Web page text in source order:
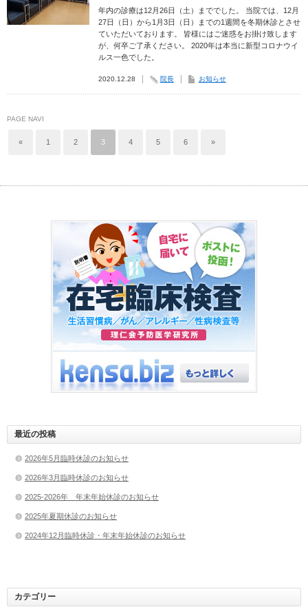
年内の診療は12月26日（土）まででした。 当院では、12月
27日（日）から1月3日（日）までの1週間を冬期休診とさせ
ていただいております。 皆様にはご迷惑をお掛け致します
が、何卒ご了承ください。 2020年は本当に新型コロナウイ
ルス一色でした。
2020.12.28 院長 お知らせ
PAGE NAVI
« 1 2 3 4 5 6 »
最近の投稿
2026年5月臨時休診のお知らせ
2026年3月臨時休診のお知らせ
2025-2026年 年末年始休診のお知らせ
2025年夏期休診のお知らせ
2024年12月臨時休診・年末年始休診のお知らせ
カテゴリー